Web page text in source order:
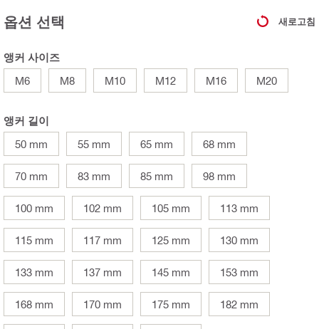
옵션 선택 새로고침
앵커 사이즈
M6
M8 M10 M12 M16 M20
앵커 길이
50 mm
55 mm 65 mm 68 mm
70 mm 83 mm 85 mm 98 mm
100 mm 102 mm 105 mm 113 mm
115 mm 117 mm 125 mm 130 mm
133 mm 137 mm 145 mm 153 mm
168 mm 170 mm 175 mm 182 mm